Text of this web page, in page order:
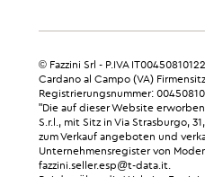
© Fazzini Srl - P.IVA
Cardano al Campo (VA)
Registrierungsnummer:
"Die auf dieser Website
S.r.l., mit Sitz in Via Strasburgo,
zum Verkauf angeboten und
Unternehmensregister von
fazzini.seller.esp@t-data.it.